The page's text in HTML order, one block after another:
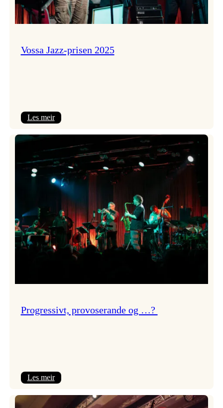
Vossa Jazz-prisen 2025
Les meir:
prisen
2025
Progressivt, provoserande og …?
Les meir:
provoserande